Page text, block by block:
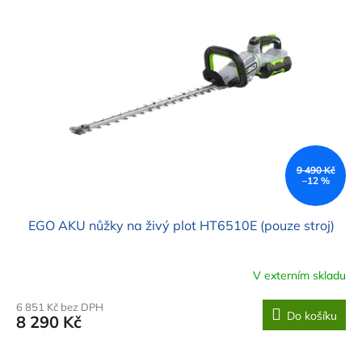
9 490 Kč
–12 %
EGO AKU nůžky na živý plot HT6510E (pouze stroj)
V externím skladu
6 851 Kč bez DPH
8 290 Kč Do košíku